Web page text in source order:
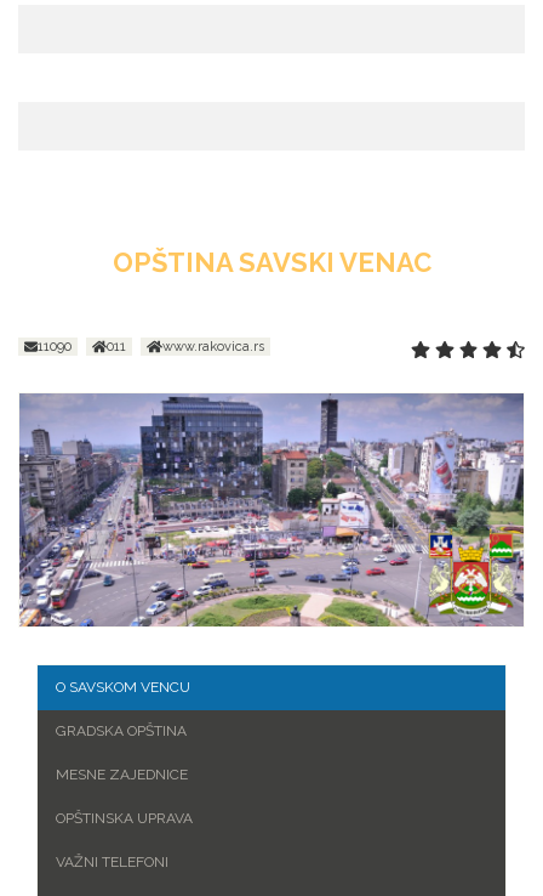
OPŠTINA SAVSKI VENAC
11090 011 www.rakovica.rs
O SAVSKOM VENCU
GRADSKA OPŠTINA
MESNE ZAJEDNICE
OPŠTINSKA UPRAVA
VAŽNI TELEFONI